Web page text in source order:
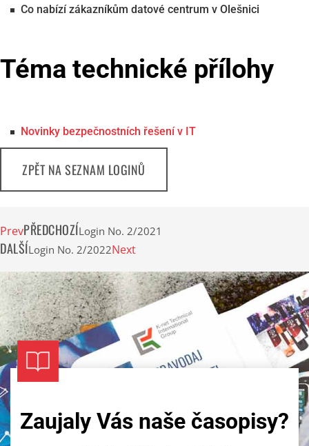
Co nabízí zákazníkům datové centrum v Olešnici
Téma technické přílohy
Novinky bezpečnostních řešení v IT
ZPĚT NA SEZNAM LOGINŮ
PrevPŘEDCHOZÍLogin No. 2/2021
DALŠÍLogin No. 2/2022Next
Zaujaly Vás naše časopisy?​